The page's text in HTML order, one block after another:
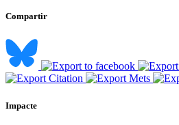
Compartir
Impacte